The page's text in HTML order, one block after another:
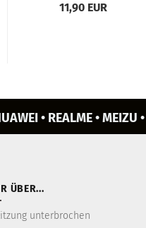
11,90 EUR
• REALME • MEIZU
ÜBER...
unterbrochen